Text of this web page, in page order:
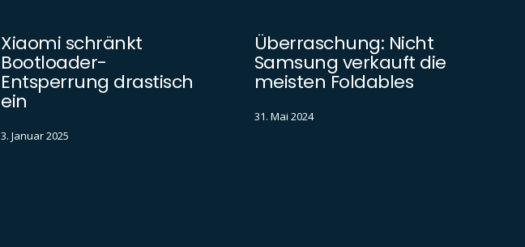
Xiaomi schränkt
Bootloader-
Entsperrung drastisch
ein
3. Januar 2025
Überraschung: Nicht
Samsung verkauft die
meisten Foldables
31. Mai 2024